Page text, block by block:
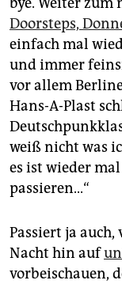
bye. Weiter zum
Doorsteps,
einfach mal
und immer
vor allem
Hans-A-Plast
weiß nicht was
es ist wieder
passieren...“
Passiert ja
Nacht hin auf
vorbeischauen,